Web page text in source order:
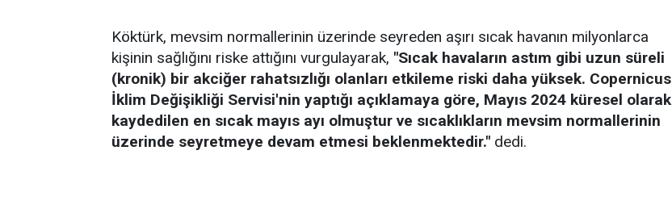
Köktürk, mevsim normallerinin üzerinde seyreden aşırı sıcak havanın milyonlarca
kişinin sağlığını riske attığını vurgulayarak, "Sıcak havaların astım gibi uzun süreli
(kronik) bir akciğer rahatsızlığı olanları etkileme riski daha yüksek. Copernicus
İklim Değişikliği Servisi'nin yaptığı açıklamaya göre, Mayıs 2024 küresel olarak
kaydedilen en sıcak mayıs ayı olmuştur ve sıcaklıkların mevsim normallerinin
üzerinde seyretmeye devam etmesi beklenmektedir." dedi.